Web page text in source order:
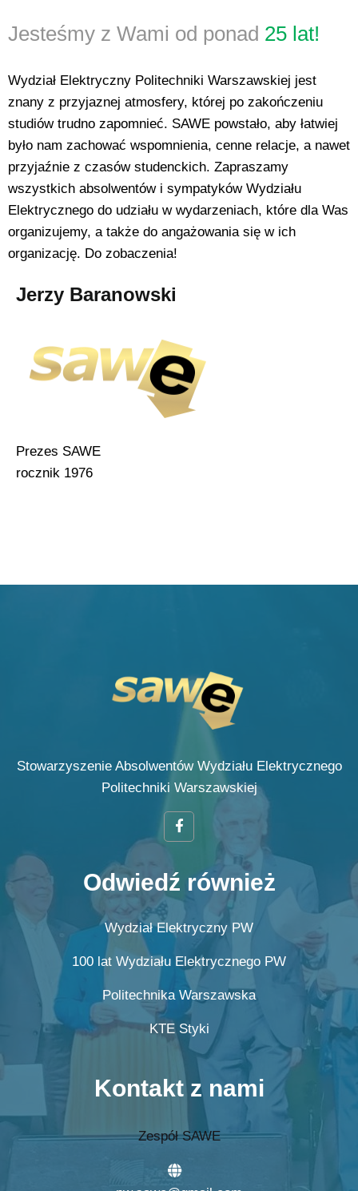
Jesteśmy z Wami od ponad 25 lat!
Wydział Elektryczny Politechniki Warszawskiej jest
znany z przyjaznej atmosfery, której po zakończeniu
studiów trudno zapomnieć. SAWE powstało, aby łatwiej
było nam zachować wspomnienia, cenne relacje, a nawet
przyjaźnie z czasów studenckich. Zapraszamy
wszystkich absolwentów i sympatyków Wydziału
Elektrycznego do udziału w wydarzeniach, które dla Was
organizujemy, a także do angażowania się w ich
organizację. Do zobaczenia!
Jerzy Baranowski
Prezes SAWE
rocznik 1976
Stowarzyszenie Absolwentów Wydziału Elektrycznego
Politechniki Warszawskiej
Odwiedź również
Wydział Elektryczny PW
100 lat Wydziału Elektrycznego PW
Politechnika Warszawska
KTE Styki
Kontakt z nami
Zespół SAWE